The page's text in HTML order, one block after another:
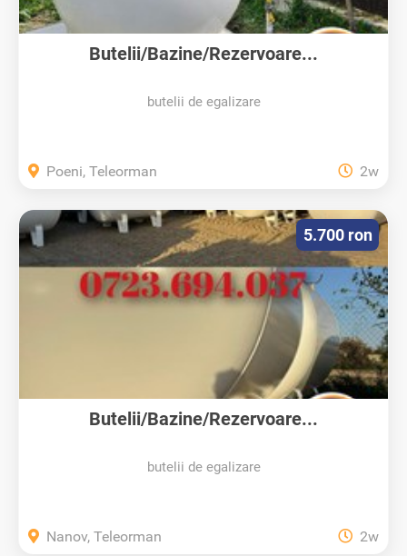
Butelii/Bazine/Rezervoare...
butelii de egalizare
Poeni, Teleorman 2w
Butelii/Bazine/Rezervoare...
butelii de egalizare
5.700 ron
Nanov, Teleorman 2w